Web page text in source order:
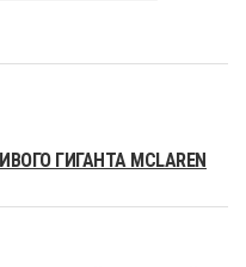
ГИГАНТА MCLAREN